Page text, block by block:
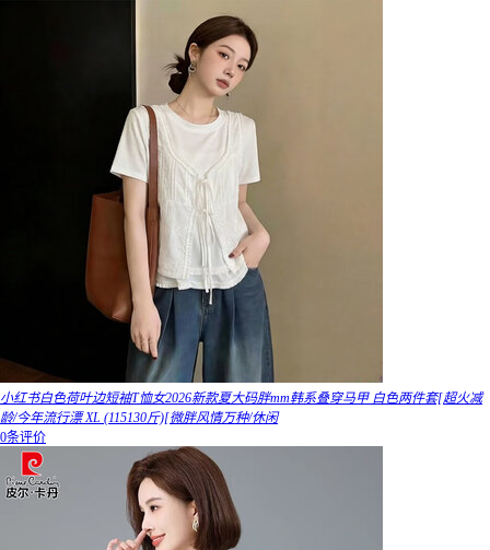
小红书白色荷叶边短袖T恤女2026新款夏大码胖mm韩系叠穿马甲 白色两件套[超火减
龄/今年流行漂 XL (115130斤)[微胖风情万种/休闲
0条评价